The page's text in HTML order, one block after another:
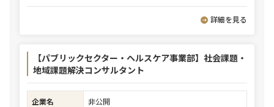
詳細を見る
【パブリックセクター・ヘルスケア事業部】社会課題・
地域課題解決コンサルタント
企業名
非公開